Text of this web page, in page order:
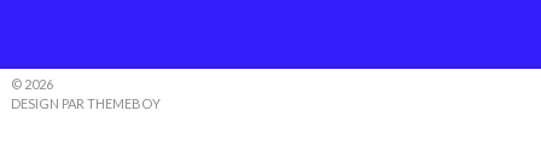
© 2026
DESIGN PAR THEMEBOY